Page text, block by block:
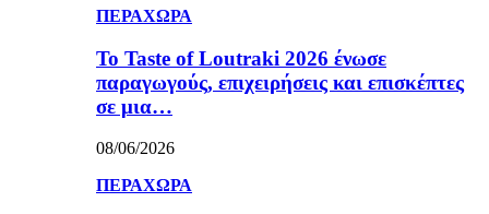
ΠΕΡΑΧΩΡΑ
Το Taste of Loutraki 2026 ένωσε
παραγωγούς, επιχειρήσεις και επισκέπτες
σε μια…
08/06/2026
ΠΕΡΑΧΩΡΑ